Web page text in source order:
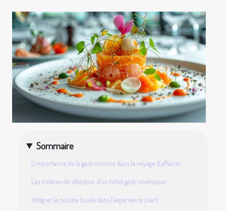
Sommaire
L'importance de la gastronomie dans le voyage d'affaires
Les critères de sélection d'un hôtel gastronomique
Intégrer la cuisine locale dans l'expérience client